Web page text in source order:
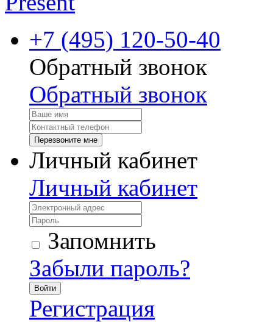
+7 (495) 120-50-40
Обратный звонок
Обратный звонок
Перезвоните мне
Личный кабинет
Личный кабинет
Запомнить
Забыли пароль?
Войти
Регистрация